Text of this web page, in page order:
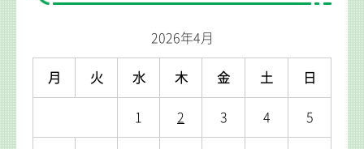
2026年4月
月 火 水 木 金 土 日
1 2 3 4 5